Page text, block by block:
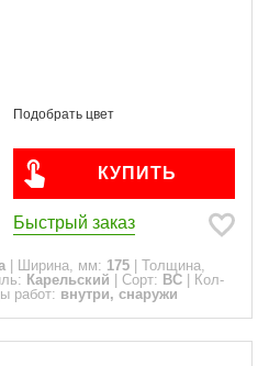
КУПИТЬ
Быстрый заказ
Ширина, мм: 175
Толщина,
Карельский Сорт: ВС
Кол-
работ: внутри, снаружи